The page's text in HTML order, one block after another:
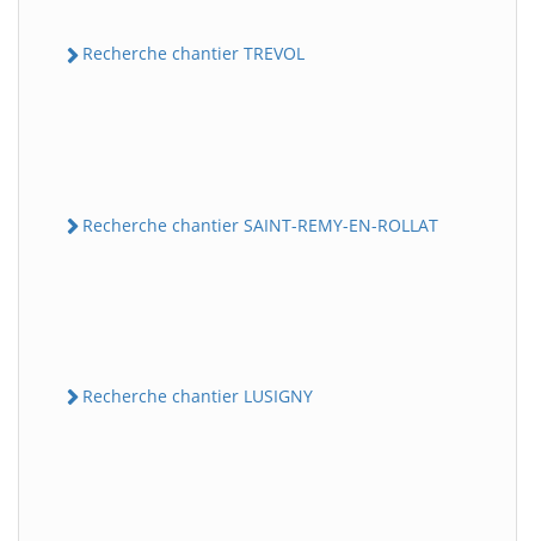
Recherche chantier TREVOL
Recherche chantier SAINT-REMY-EN-ROLLAT
Recherche chantier LUSIGNY